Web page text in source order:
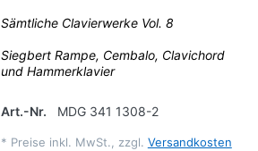
Sämtliche Clavierwerke Vol. 8
Siegbert Rampe, Cembalo, Clavichord
und Hammerklavier
Art.-Nr. MDG 341 1308-2
* Preise inkl. MwSt., zzgl. Versandkosten